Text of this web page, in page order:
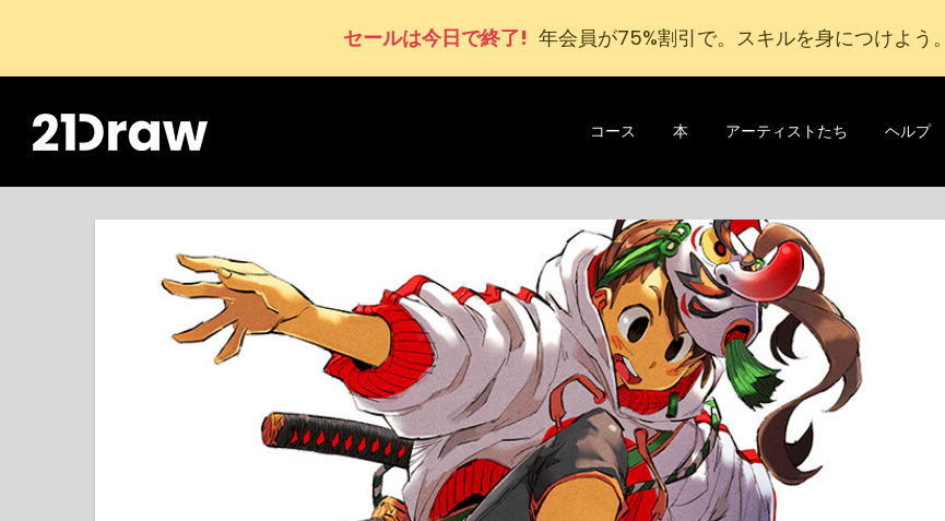
セールは今日で終了! 年会員が75%割引で。スキルを身につけよう。
コース 本 アーティストたち ヘルプ